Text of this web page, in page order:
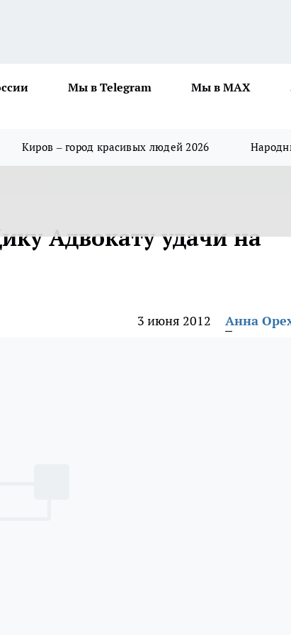
Мы в Telegram Мы в MAX
Киров – город красивых людей 2026
Адвокату удачи на
3 июня 2012 Анна